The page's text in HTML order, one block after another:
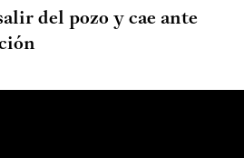
del pozo y cae ante